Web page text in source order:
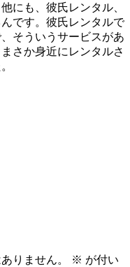
にも、彼氏レンタル、
です。彼氏レンタルで
そういうサービスがあ
さか身近にレンタルさ
りません。 ※ が付い